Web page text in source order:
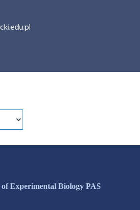
Experimental Biology PAS